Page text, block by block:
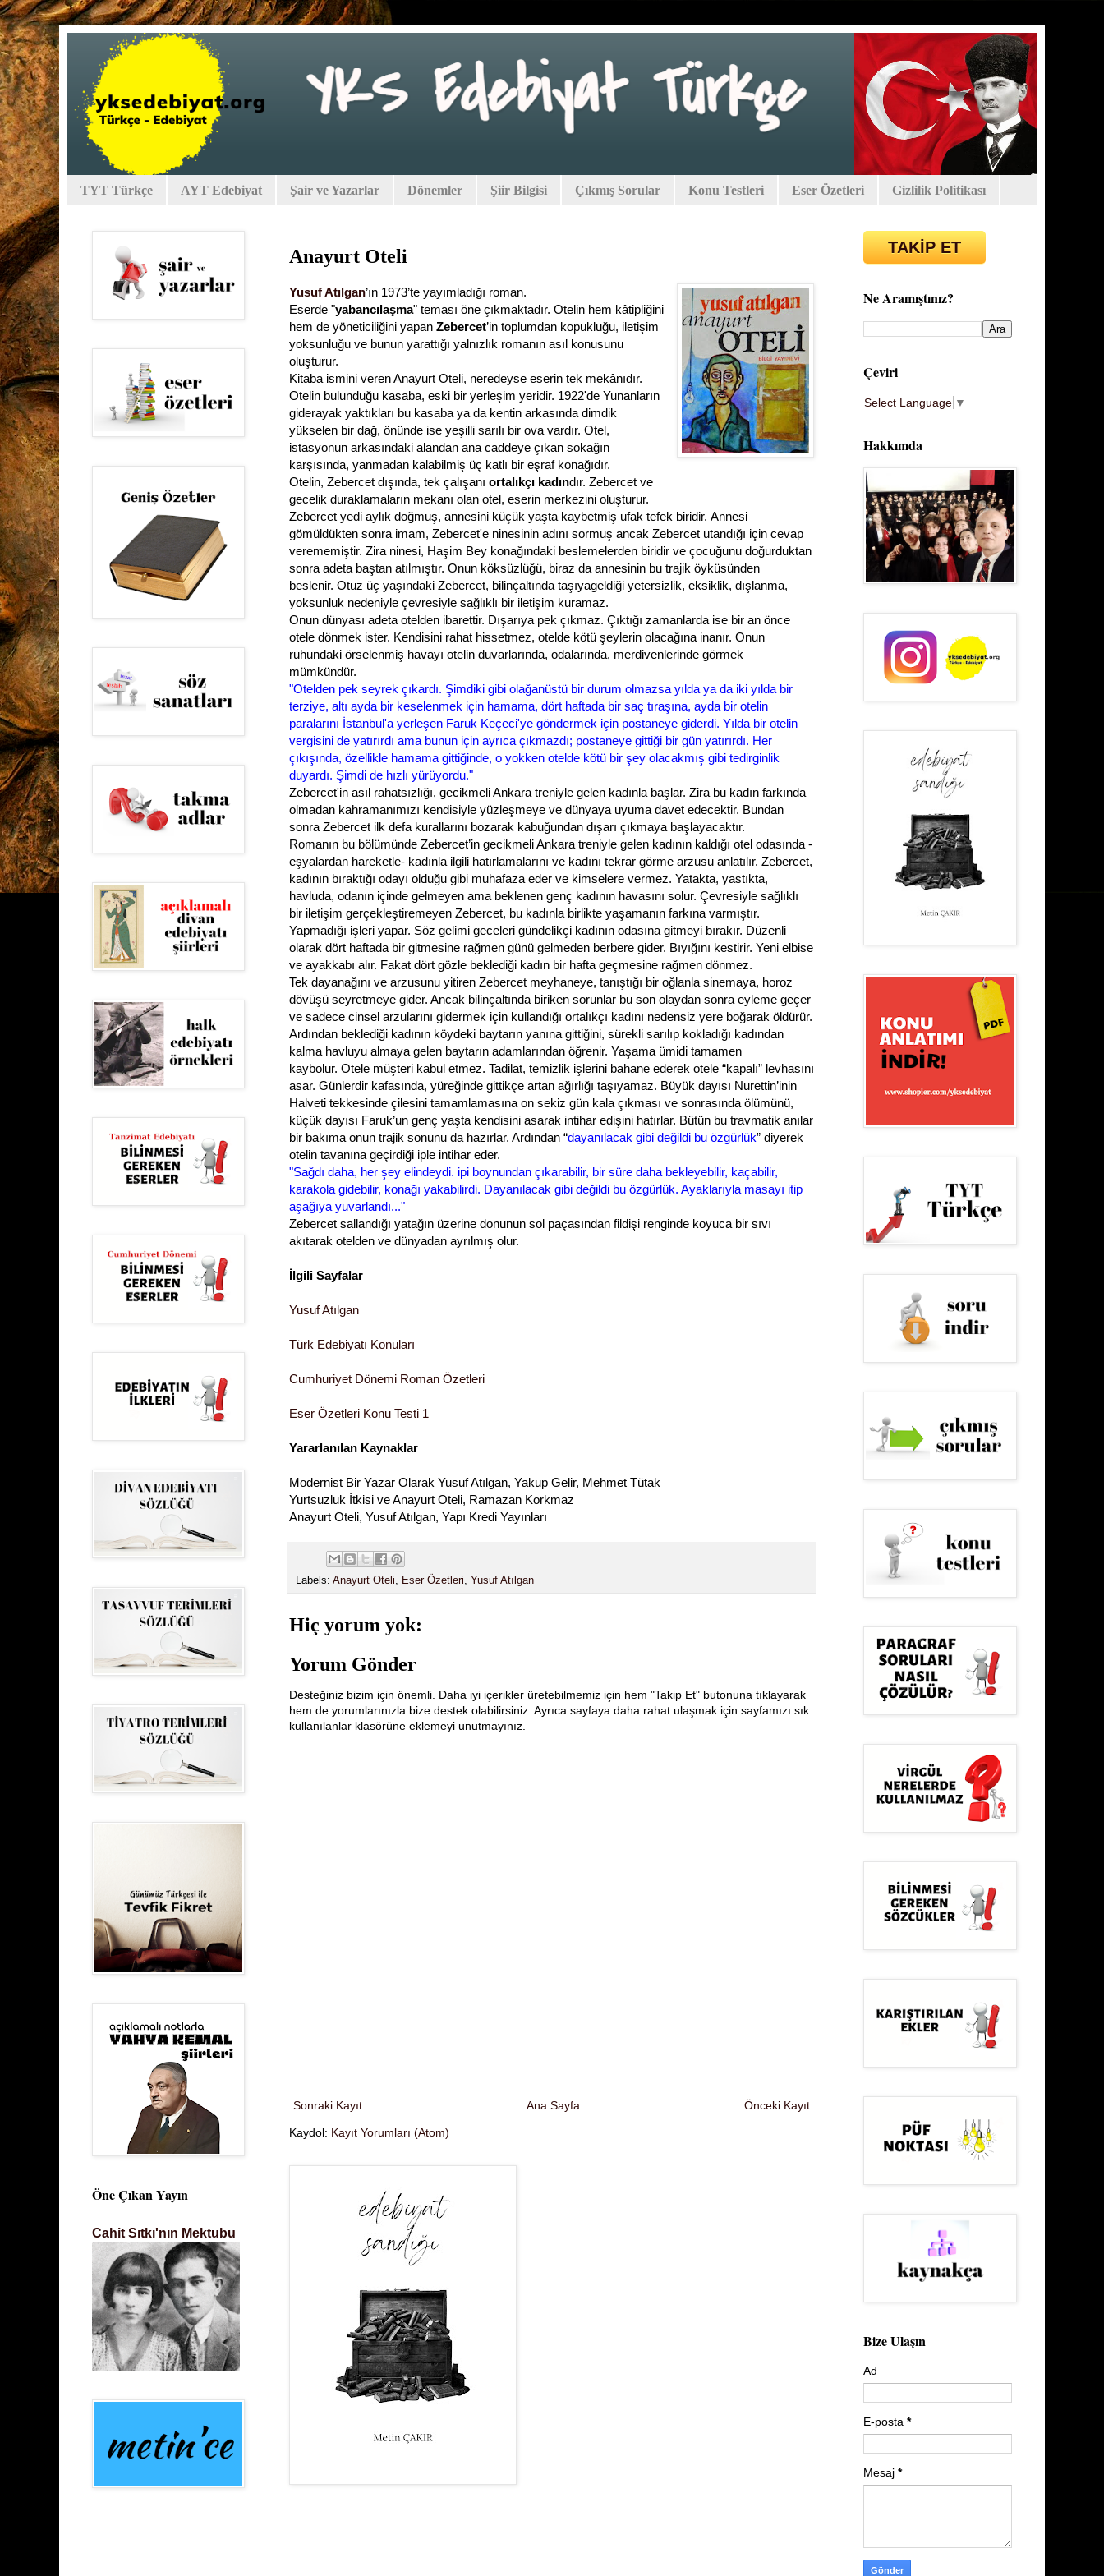
TYT Türkçe AYT Edebiyat Şair ve Yazarlar Dönemler Şiir Bilgisi Çıkmış Sorular Konu Testleri Eser Özetleri Gizlilik Politikası
Anayurt Oteli
Yusuf Atılgan’ın 1973’te yayımladığı roman.
Eserde "yabancılaşma" teması öne çıkmaktadır. Otelin hem kâtipliğini
hem de yöneticiliğini yapan Zebercet’in toplumdan kopukluğu, iletişim
yoksunluğu ve bunun yarattığı yalnızlık romanın asıl konusunu
oluşturur.
Kitaba ismini veren Anayurt Oteli, neredeyse eserin tek mekânıdır.
Otelin bulunduğu kasaba, eski bir yerleşim yeridir. 1922'de Yunanların
giderayak yaktıkları bu kasaba ya da kentin arkasında dimdik
yükselen bir dağ, önünde ise yeşilli sarılı bir ova vardır. Otel,
istasyonun arkasındaki alandan ana caddeye çıkan sokağın
karşısında, yanmadan kalabilmiş üç katlı bir eşraf konağıdır.
Otelin, Zebercet dışında, tek çalışanı ortalıkçı kadındır. Zebercet ve
gecelik duraklamaların mekanı olan otel, eserin merkezini oluşturur.
Zebercet yedi aylık doğmuş, annesini küçük yaşta kaybetmiş ufak tefek biridir. Annesi
gömüldükten sonra imam, Zebercet'e ninesinin adını sormuş ancak Zebercet utandığı için cevap
verememiştir. Zira ninesi, Haşim Bey konağındaki beslemelerden biridir ve çocuğunu doğurduktan
sonra adeta baştan atılmıştır. Onun köksüzlüğü, biraz da annesinin bu trajik öyküsünden
beslenir. Otuz üç yaşındaki Zebercet, bilinçaltında taşıyageldiği yetersizlik, eksiklik, dışlanma,
yoksunluk nedeniyle çevresiyle sağlıklı bir iletişim kuramaz.
Onun dünyası adeta otelden ibarettir. Dışarıya pek çıkmaz. Çıktığı zamanlarda ise bir an önce
otele dönmek ister. Kendisini rahat hissetmez, otelde kötü şeylerin olacağına inanır. Onun
ruhundaki örselenmiş havayı otelin duvarlarında, odalarında, merdivenlerinde görmek
mümkündür.
"Otelden pek seyrek çıkardı. Şimdiki gibi olağanüstü bir durum olmazsa yılda ya da iki yılda bir
terziye, altı ayda bir keselenmek için hamama, dört haftada bir saç tıraşına, ayda bir otelin
paralarını İstanbul'a yerleşen Faruk Keçeci'ye göndermek için postaneye giderdi. Yılda bir otelin
vergisini de yatırırdı ama bunun için ayrıca çıkmazdı; postaneye gittiği bir gün yatırırdı. Her
çıkışında, özellikle hamama gittiğinde, o yokken otelde kötü bir şey olacakmış gibi tedirginlik
duyardı. Şimdi de hızlı yürüyordu."
Zebercet'in asıl rahatsızlığı, gecikmeli Ankara treniyle gelen kadınla başlar. Zira bu kadın farkında
olmadan kahramanımızı kendisiyle yüzleşmeye ve dünyaya uyuma davet edecektir. Bundan
sonra Zebercet ilk defa kurallarını bozarak kabuğundan dışarı çıkmaya başlayacaktır.
Romanın bu bölümünde Zebercet’in gecikmeli Ankara treniyle gelen kadının kaldığı otel odasında -
eşyalardan hareketle- kadınla ilgili hatırlamalarını ve kadını tekrar görme arzusu anlatılır. Zebercet,
kadının bıraktığı odayı olduğu gibi muhafaza eder ve kimselere vermez. Yatakta, yastıkta,
havluda, odanın içinde gelmeyen ama beklenen genç kadının havasını solur. Çevresiyle sağlıklı
bir iletişim gerçekleştiremeyen Zebercet, bu kadınla birlikte yaşamanın farkına varmıştır.
Yapmadığı işleri yapar. Söz gelimi geceleri gündelikçi kadının odasına gitmeyi bırakır. Düzenli
olarak dört haftada bir gitmesine rağmen günü gelmeden berbere gider. Bıyığını kestirir. Yeni elbise
ve ayakkabı alır. Fakat dört gözle beklediği kadın bir hafta geçmesine rağmen dönmez.
Tek dayanağını ve arzusunu yitiren Zebercet meyhaneye, tanıştığı bir oğlanla sinemaya, horoz
dövüşü seyretmeye gider. Ancak bilinçaltında biriken sorunlar bu son olaydan sonra eyleme geçer
ve sadece cinsel arzularını gidermek için kullandığı ortalıkçı kadını nedensiz yere boğarak öldürür.
Ardından beklediği kadının köydeki baytarın yanına gittiğini, sürekli sarılıp kokladığı kadından
kalma havluyu almaya gelen baytarın adamlarından öğrenir. Yaşama ümidi tamamen
kaybolur. Otele müşteri kabul etmez. Tadilat, temizlik işlerini bahane ederek otele “kapalı” levhasını
asar. Günlerdir kafasında, yüreğinde gittikçe artan ağırlığı taşıyamaz. Büyük dayısı Nurettin’inin
Halveti tekkesinde çilesini tamamlamasına on sekiz gün kala çıkması ve sonrasında ölümünü,
küçük dayısı Faruk’un genç yaşta kendisini asarak intihar edişini hatırlar. Bütün bu travmatik anılar
bir bakıma onun trajik sonunu da hazırlar. Ardından “dayanılacak gibi değildi bu özgürlük” diyerek
otelin tavanına geçirdiği iple intihar eder.
"Sağdı daha, her şey elindeydi. ipi boynundan çıkarabilir, bir süre daha bekleyebilir, kaçabilir,
karakola gidebilir, konağı yakabilirdi. Dayanılacak gibi değildi bu özgürlük. Ayaklarıyla masayı itip
aşağıya yuvarlandı..."
Zebercet sallandığı yatağın üzerine donunun sol paçasından fildişi renginde koyuca bir sıvı
akıtarak otelden ve dünyadan ayrılmış olur.
İlgili Sayfalar
Yusuf Atılgan
Türk Edebiyatı Konuları
Cumhuriyet Dönemi Roman Özetleri
Eser Özetleri Konu Testi 1
Yararlanılan Kaynaklar
Modernist Bir Yazar Olarak Yusuf Atılgan, Yakup Gelir, Mehmet Tütak
Yurtsuzluk İtkisi ve Anayurt Oteli, Ramazan Korkmaz
Anayurt Oteli, Yusuf Atılgan, Yapı Kredi Yayınları
Labels: Anayurt Oteli, Eser Özetleri, Yusuf Atılgan
Hiç yorum yok:
Yorum Gönder
Desteğiniz bizim için önemli. Daha iyi içerikler üretebilmemiz için hem "Takip Et" butonuna tıklayarak
hem de yorumlarınızla bize destek olabilirsiniz. Ayrıca sayfaya daha rahat ulaşmak için sayfamızı sık
kullanılanlar klasörüne eklemeyi unutmayınız.
Sonraki Kayıt Önceki Kayıt
Ana Sayfa
Kaydol: Kayıt Yorumları (Atom)
Öne Çıkan Yayın
Cahit Sıtkı'nın Mektubu
TAKİP ET
Ne Aramıştınız?
Çeviri
Select Language ▼
Hakkımda
Bize Ulaşın
Ad
E-posta *
Mesaj *